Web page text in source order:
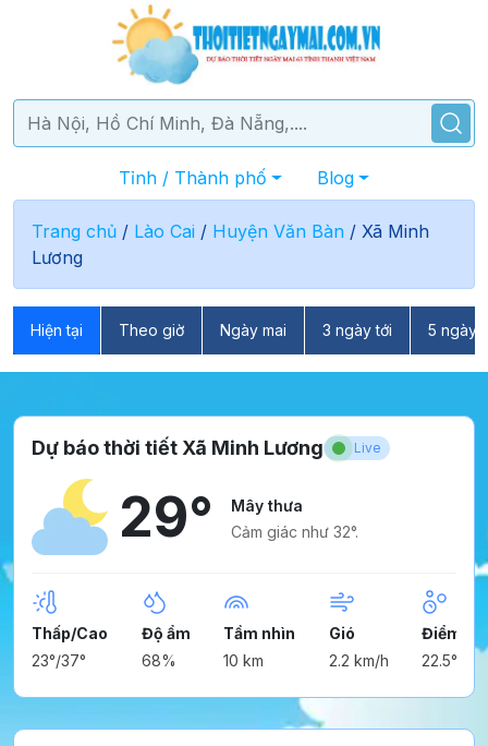
Tỉnh / Thành phố Blog
Trang chủ / Lào Cai / Huyện Văn Bàn / Xã Minh
Lương
Hiện tại Theo giờ Ngày mai 3 ngày tới 5 ngày
Dự báo thời tiết Xã Minh Lương Live
29°
Mây thưa
Cảm giác như 32°.
Thấp/Cao
23°/37°
Độ ẩm
68%
Tầm nhìn
10 km
Gió
2.2 km/h
Điểm
22.5°